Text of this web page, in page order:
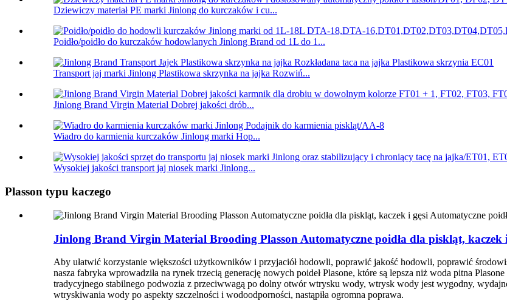
Dziewiczy materiał PE marki Jinlong do kurczaków i cu...
Poidło/poidło do kurczaków hodowlanych Jinlong Brand od 1L do 1...
Transport jaj marki Jinlong Plastikowa skrzynka na jajka Rozwiń...
Jinlong Brand Virgin Material Dobrej jakości drób...
Wiadro do karmienia kurczaków Jinlong marki Hop...
Wysokiej jakości transport jaj niosek marki Jinlong...
Plasson typu kaczego
Jinlong Brand Virgin Material Brooding Plasson Automatyczne poidła dla piskląt, kaczek
Aby ułatwić korzystanie większości użytkowników i przyjaciół hodowli, poprawić jakość hodowli, poprawić
nasza fabryka wprowadziła na rynek trzecią generację nowych poideł Plasone, które są lepsza niż woda pitna
tradycyjnego stabilnego podwozia z przeciwwagą po dolny otwór wtrysku wody, wtrysk wody jest wygodny,
wtryskiwania wody po aspekty szczelności i wodoodporności, nastąpiła ogromna poprawa.